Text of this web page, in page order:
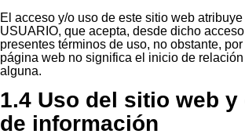
El acceso y/o uso de este sitio web
USUARIO, que acepta, desde dicho
presentes términos de uso, no obstante,
página web no significa el inicio de relación
alguna.
1.4 Uso del sitio web y
de información